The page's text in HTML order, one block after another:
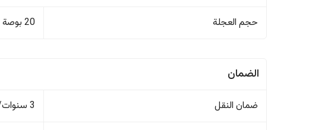
حجم العجلة 20 بوصة
الضمان
ضمان النقل 3 سنوات/100,000 كم